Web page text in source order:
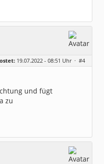
19.07.2022 - 08:51 Uhr · #4
und fügt
zu